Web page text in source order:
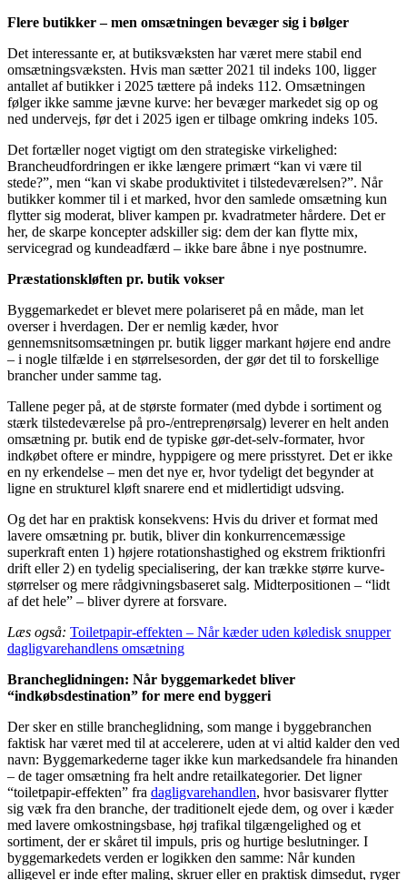
Flere butikker – men omsætningen bevæger sig i bølger
Det interessante er, at butiksvæksten har været mere stabil end
omsætningsvæksten. Hvis man sætter 2021 til indeks 100, ligger
antallet af butikker i 2025 tættere på indeks 112. Omsætningen
følger ikke samme jævne kurve: her bevæger markedet sig op og
ned undervejs, før det i 2025 igen er tilbage omkring indeks 105.
Det fortæller noget vigtigt om den strategiske virkelighed:
Brancheudfordringen er ikke længere primært “kan vi være til
stede?”, men “kan vi skabe produktivitet i tilstedeværelsen?”. Når
butikker kommer til i et marked, hvor den samlede omsætning kun
flytter sig moderat, bliver kampen pr. kvadratmeter hårdere. Det er
her, de skarpe koncepter adskiller sig: dem der kan flytte mix,
servicegrad og kundeadfærd – ikke bare åbne i nye postnumre.
Præstationskløften pr. butik vokser
Byggemarkedet er blevet mere polariseret på en måde, man let
overser i hverdagen. Der er nemlig kæder, hvor
gennemsnitsomsætningen pr. butik ligger markant højere end andre
– i nogle tilfælde i en størrelsesorden, der gør det til to forskellige
brancher under samme tag.
Tallene peger på, at de største formater (med dybde i sortiment og
stærk tilstedeværelse på pro-/entreprenørsalg) leverer en helt anden
omsætning pr. butik end de typiske gør-det-selv-formater, hvor
indkøbet oftere er mindre, hyppigere og mere prisstyret. Det er ikke
en ny erkendelse – men det nye er, hvor tydeligt det begynder at
ligne en strukturel kløft snarere end et midlertidigt udsving.
Og det har en praktisk konsekvens: Hvis du driver et format med
lavere omsætning pr. butik, bliver din konkurrencemæssige
superkraft enten 1) højere rotationshastighed og ekstrem friktionfri
drift eller 2) en tydelig specialisering, der kan trække større kurve-
størrelser og mere rådgivningsbaseret salg. Midterpositionen – “lidt
af det hele” – bliver dyrere at forsvare.
Læs også: Toiletpapir-effekten – Når kæder uden køledisk snupper
dagligvarehandlens omsætning
Brancheglidningen: Når byggemarkedet bliver
“indkøbsdestination” for mere end byggeri
Der sker en stille brancheglidning, som mange i byggebranchen
faktisk har været med til at accelerere, uden at vi altid kalder den ved
navn: Byggemarkederne tager ikke kun markedsandele fra hinanden
– de tager omsætning fra helt andre retailkategorier. Det ligner
“toiletpapir-effekten” fra dagligvarehandlen, hvor basisvarer flytter
sig væk fra den branche, der traditionelt ejede dem, og over i kæder
med lavere omkostningsbase, høj trafikal tilgængelighed og et
sortiment, der er skåret til impuls, pris og hurtige beslutninger. I
byggemarkedets verden er logikken den samme: Når kunden
alligevel er inde efter maling, skruer eller en praktisk dimsedut, ryger